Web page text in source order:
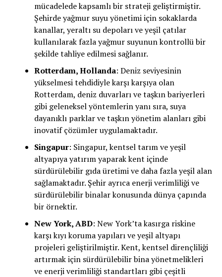
mücadelede kapsamlı bir strateji geliştirmiştir.
Şehirde yağmur suyu yönetimi için sokaklarda
kanallar, yeraltı su depoları ve yeşil çatılar
kullanılarak fazla yağmur suyunun kontrollü bir
şekilde tahliye edilmesi sağlanır.
Rotterdam, Hollanda: Deniz seviyesinin
yükselmesi tehdidiyle karşı karşıya olan
Rotterdam, deniz duvarları ve taşkın bariyerleri
gibi geleneksel yöntemlerin yanı sıra, suya
dayanıklı parklar ve taşkın yönetim alanları gibi
inovatif çözümler uygulamaktadır.
Singapur: Singapur, kentsel tarım ve yeşil
altyapıya yatırım yaparak kent içinde
sürdürülebilir gıda üretimi ve daha fazla yeşil alan
sağlamaktadır. Şehir ayrıca enerji verimliliği ve
sürdürülebilir binalar konusunda dünya çapında
bir örnektir.
New York, ABD: New York’ta kasırga riskine
karşı kıyı koruma yapıları ve yeşil altyapı
projeleri geliştirilmiştir. Kent, kentsel dirençliliği
artırmak için sürdürülebilir bina yönetmelikleri
ve enerji verimliliği standartları gibi çeşitli